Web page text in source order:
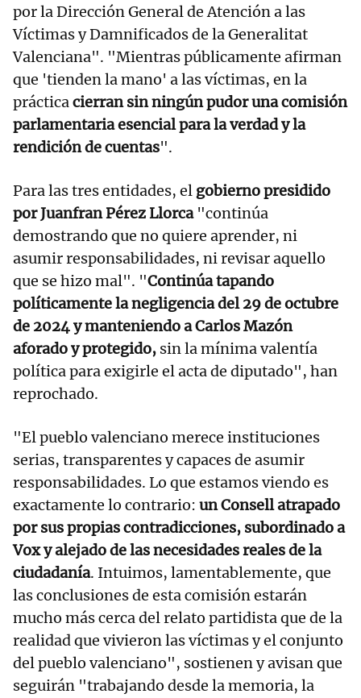
por la Dirección General de Atención a las
Víctimas y Damnificados de la Generalitat
Valenciana". "Mientras públicamente afirman
que 'tienden la mano' a las víctimas, en la
prácticacierran sin ningún pudor una comisión
parlamentaria esencial para la verdad y la
rendición de cuentas".
Para las tres entidades, el gobierno presidido
por Juanfran Pérez Llorca"continúa
demostrando que no quiere aprender, ni
asumir responsabilidades, ni revisar aquello
que se hizo mal". "Continúa tapando
políticamente la negligencia del 29 de octubre
de 2024 y manteniendo a Carlos Mazón
aforado y protegido, sin la mínima valentía
política para exigirle el acta de diputado", han
reprochado.
"El pueblo valenciano merece instituciones
serias, transparentes y capaces de asumir
responsabilidades. Lo que estamos viendo es
exactamente lo contrario: un Consell atrapado
por sus propias contradicciones, subordinado a
Vox y alejado de las necesidades reales de la
ciudadanía. Intuimos, lamentablemente, que
las conclusiones de esta comisión estarán
mucho más cerca del relato partidista que de la
realidad que vivieron las víctimas y el conjunto
del pueblo valenciano", sostienen y avisan que
seguirán "trabajando desde la memoria, la